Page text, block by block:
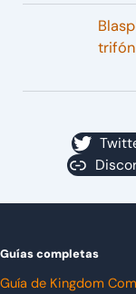
trifón
Guías completas
Guía de Kingdom